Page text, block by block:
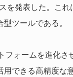
を発表した。こ
ツールである。
ォームを進化さ
できる高精度な